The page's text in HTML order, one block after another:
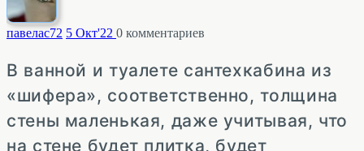
павелас72 5 Окт'22 0 комментариев
В ванной и туалете сантехкабина из
«шифера», соответственно, толщина
стены маленькая, даже учитывая, что
на стене будет плитка, будет